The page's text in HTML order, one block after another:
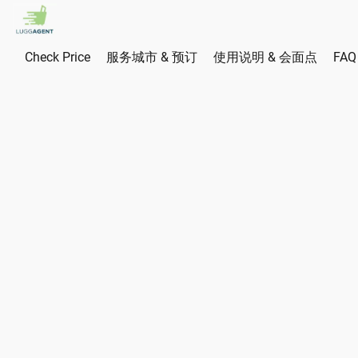
Check Price 服务城市 & 预订 使用说明 & 会面点 FAQ